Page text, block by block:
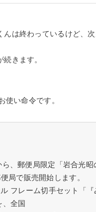
は終わっているけど、
きます。
使い命令です。
、郵便局限定「岩合光昭
局で販売開始します。
フレーム切手セット「『
、全国